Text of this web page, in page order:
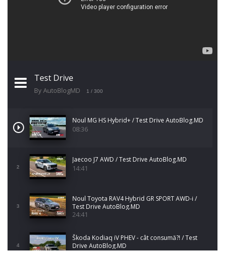
Test Drive
By AutoBlogMD 1 / 300
Noul MG HS Hybrid+ / Test Drive AutoBlog.MD
08:36
2
Jaecoo J7 AWD / Test Drive AutoBlog.MD
14:41
3
Noul Toyota RAV4 Hybrid GR SPORT AWD-i /
Test Drive AutoBlog.MD
24:41
4
Škoda Kodiaq iV PHEV - cât consumă?! / Test
Drive AutoBlog.MD
10:34